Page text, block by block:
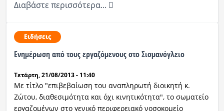
Διαβάστε περισσότερα...
Ειδήσεις
Ενημέρωση από τους εργαζόμενους στο Σισμανόγλειο
Τετάρτη, 21/08/2013 - 11:40
Με τίτλο "επιβεβαίωση του αναπληρωτή διοικητή κ.
Ζώτου, διαθεσιμότητα και όχι κινητικότητα", το σωματείο
εργαζομένων στο γενικό περιφερειακό νοσοκομείο